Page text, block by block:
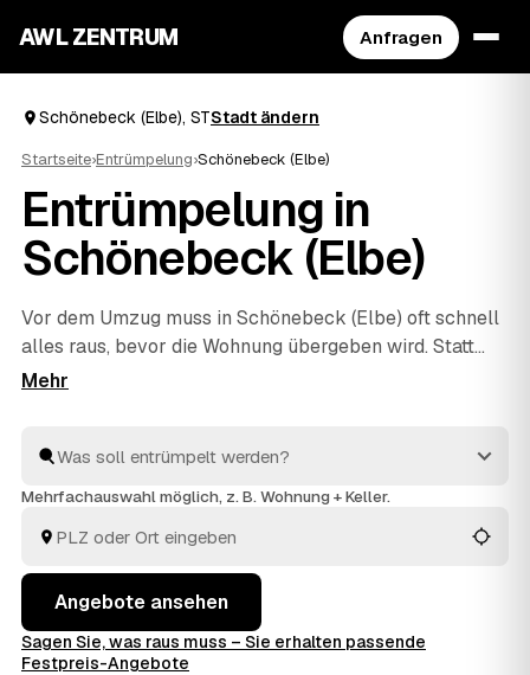
AWL ZENTRUM Anfragen
Schönebeck (Elbe), STStadt ändern
Startseite›Entrümpelung›Schönebeck (Elbe)
Entrümpelung in
Schönebeck (Elbe)
Vor dem Umzug muss in Schönebeck (Elbe) oft schnell
alles raus, bevor die Wohnung übergeben wird. Statt
unter Zeitdruck den erstbesten Betrieb zu nehmen,
Schönebeck (Elbe) bisMagdeburg
(Saale). So vergleichen Sie Preise und Termine, auch
Ausräumen und die fachgerechte Entsorgung.
Mehrfachauswahl möglich, z. B. Wohnung + Keller.
Angebote ansehen
Sagen Sie, was raus muss – Sie erhalten passende
Festpreis-Angebote